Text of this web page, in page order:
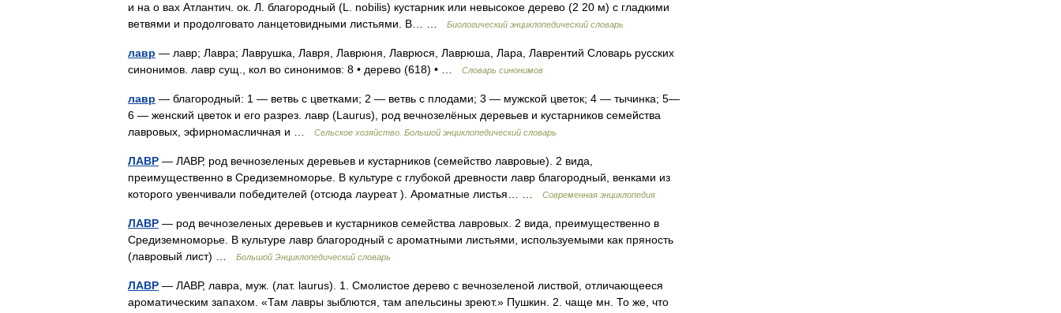
и на о вах Атлантич. ок. Л. благородный (L. nоbilis) кустарник или невысокое дерево (2 20 м) с гладкими
ветвями и продолговато ланцетовидными листьями. В… …
Биологический энциклопедический словарь
лавр — лавр; Лавра; Лаврушка, Лавря, Лаврюня, Лаврюся, Лаврюша, Лара, Лаврентий Словарь русских
синонимов. лавр сущ., кол во синонимов: 8 • дерево (618) • …
Словарь синонимов
лавр — благородный: 1 — ветвь с цветками; 2 — ветвь с плодами; 3 — мужской цветок; 4 — тычинка; 5—
6 — женский цветок и его разрез. лавр (Laurus), род вечнозелёных деревьев и кустарников семейства
лавровых, эфирномасличная и …
Сельское хозяйство. Большой энциклопедический словарь
ЛАВР — ЛАВР, род вечнозеленых деревьев и кустарников (семейство лавровые). 2 вида,
преимущественно в Средиземноморье. В культуре с глубокой древности лавр благородный, венками из
которого увенчивали победителей (отсюда лауреат ). Ароматные листья… …
Современная энциклопедия
ЛАВР — род вечнозеленых деревьев и кустарников семейства лавровых. 2 вида, преимущественно в
Средиземноморье. В культуре лавр благородный с ароматными листьями, используемыми как пряность
(лавровый лист) …
Большой Энциклопедический словарь
ЛАВР — ЛАВР, лавра, муж. (лат. laurus). 1. Смолистое дерево с вечнозеленой листвой, отличающееся
ароматическим запахом. «Там лавры зыблются, там апельсины зреют.» Пушкин. 2. чаще мн. То же, что